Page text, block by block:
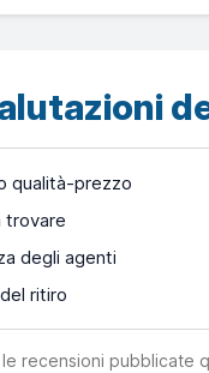
qualità-prezzo
trovare
degli agenti
ritiro
recensioni pubblicate